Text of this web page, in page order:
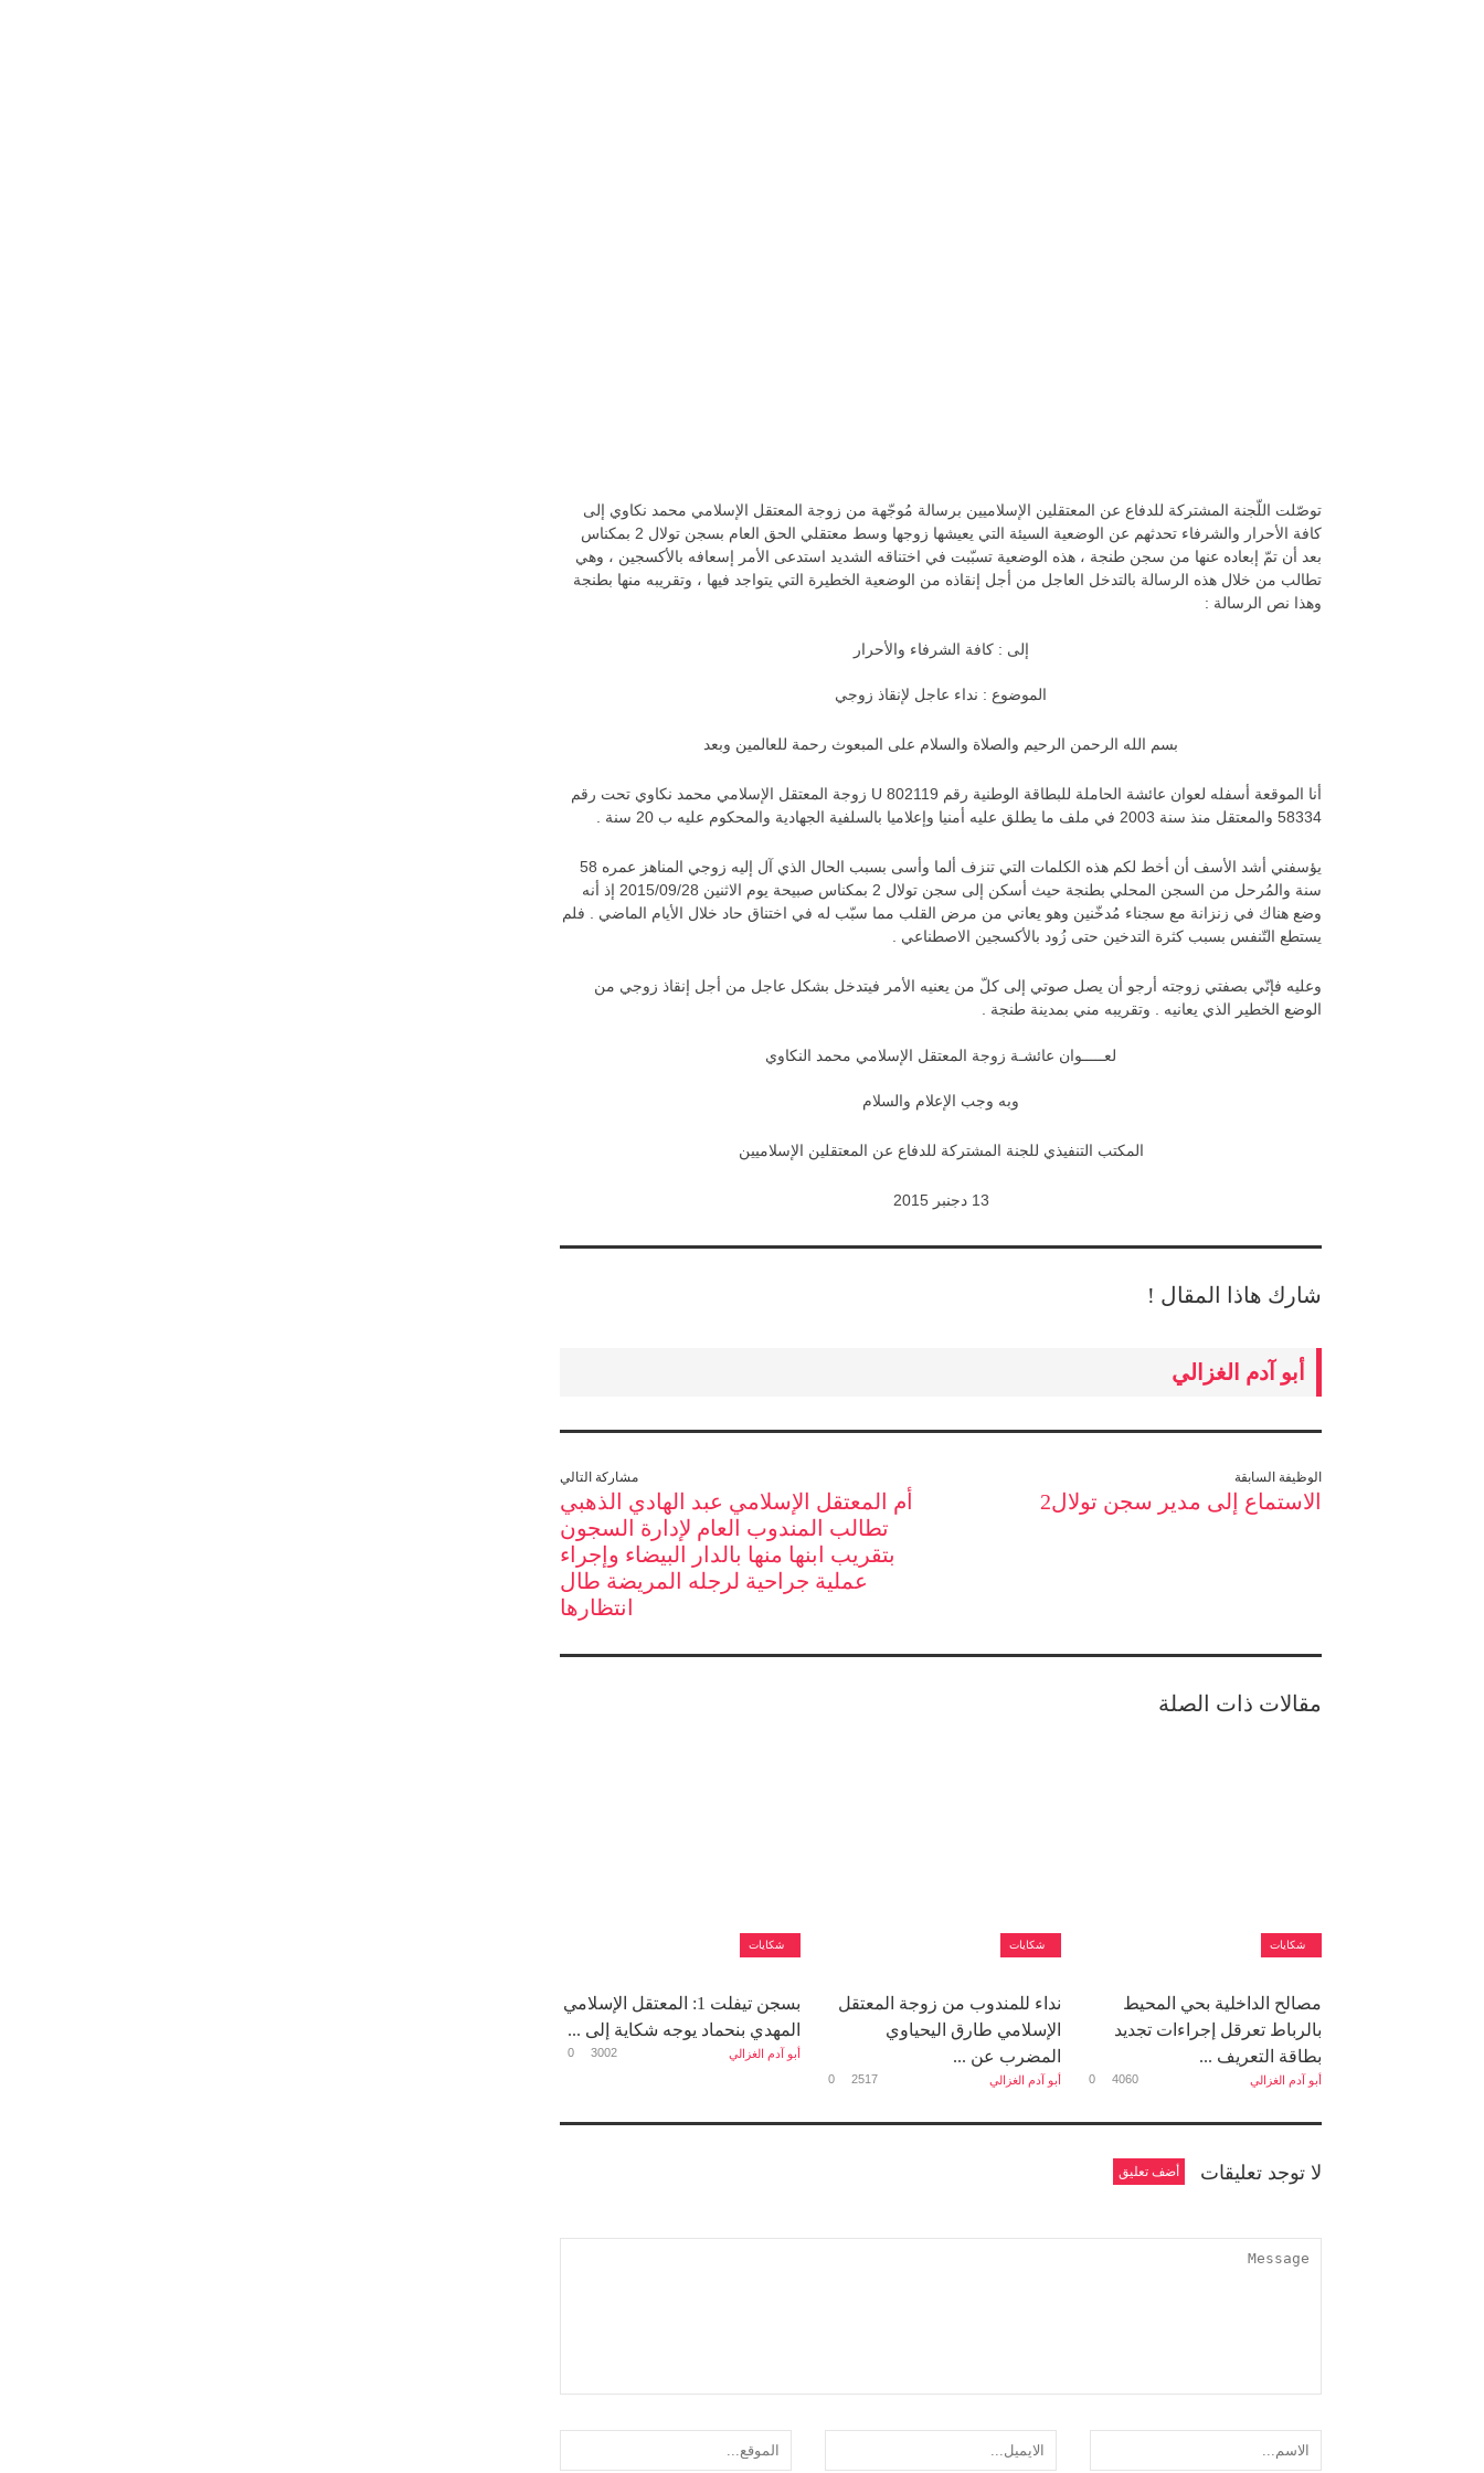
توصّلت اللّجنة المشتركة للدفاع عن المعتقلين الإسلاميين برسالة مُوجّهة من زوجة المعتقل الإسلامي محمد نكاوي إلى
كافة الأحرار والشرفاء تحدثهم عن الوضعية السيئة التي يعيشها زوجها وسط معتقلي الحق العام بسجن تولال 2 بمكناس
بعد أن تمّ إبعاده عنها من سجن طنجة ، هذه الوضعية تسبّبت في اختناقه الشديد استدعى الأمر إسعافه بالأكسجين ، وهي
تطالب من خلال هذه الرسالة بالتدخل العاجل من أجل إنقاذه من الوضعية الخطيرة التي يتواجد فيها ، وتقريبه منها بطنجة
وهذا نص الرسالة :
إلى : كافة الشرفاء والأحرار
الموضوع : نداء عاجل لإنقاذ زوجي
بسم الله الرحمن الرحيم والصلاة والسلام على المبعوث رحمة للعالمين وبعد
أنا الموقعة أسفله لعوان عائشة الحاملة للبطاقة الوطنية رقم U 802119 زوجة المعتقل الإسلامي محمد نكاوي تحت رقم
58334 والمعتقل منذ سنة 2003 في ملف ما يطلق عليه أمنيا وإعلاميا بالسلفية الجهادية والمحكوم عليه ب 20 سنة .
يؤسفني أشد الأسف أن أخط لكم هذه الكلمات التي تنزف ألما وأسى بسبب الحال الذي آل إليه زوجي المناهز عمره 58
سنة والمُرحل من السجن المحلي بطنجة حيث أسكن إلى سجن تولال 2 بمكناس صبيحة يوم الاثنين 2015/09/28 إذ أنه
وضع هناك في زنزانة مع سجناء مُدخّنين وهو يعاني من مرض القلب مما سبّب له في اختناق حاد خلال الأيام الماضي . فلم
يستطع التّنفس بسبب كثرة التدخين حتى زُود بالأكسجين الاصطناعي .
وعليه فإنّي بصفتي زوجته أرجو أن يصل صوتي إلى كلّ من يعنيه الأمر فيتدخل بشكل عاجل من أجل إنقاذ زوجي من
الوضع الخطير الذي يعانيه . وتقريبه مني بمدينة طنجة .
لعـــــوان عائشـة زوجة المعتقل الإسلامي محمد النكاوي
وبه وجب الإعلام والسلام
المكتب التنفيذي للجنة المشتركة للدفاع عن المعتقلين الإسلاميين
13 دجنبر 2015
شارك هاذا المقال !
أبو آدم الغزالي
الوظيفة السابقة
الاستماع إلى مدير سجن تولال2
مشاركة التالي
أم المعتقل الإسلامي عبد الهادي الذهبي
تطالب المندوب العام لإدارة السجون
بتقريب ابنها منها بالدار البيضاء وإجراء
عملية جراحية لرجله المريضة طال
انتظارها
مقالات ذات الصلة
شكايات
مصالح الداخلية بحي المحيط
بالرباط تعرقل إجراءات تجديد
بطاقة التعريف ...
أبو آدم الغزالي 4060
0
شكايات
نداء للمندوب من زوجة المعتقل
الإسلامي طارق اليحياوي
المضرب عن ...
أبو آدم الغزالي 2517
0
شكايات
بسجن تيفلت 1: المعتقل الإسلامي
المهدي بنحماد يوجه شكاية إلى ...
أبو آدم الغزالي 3002
0
لا توجد تعليقات أضف تعليق